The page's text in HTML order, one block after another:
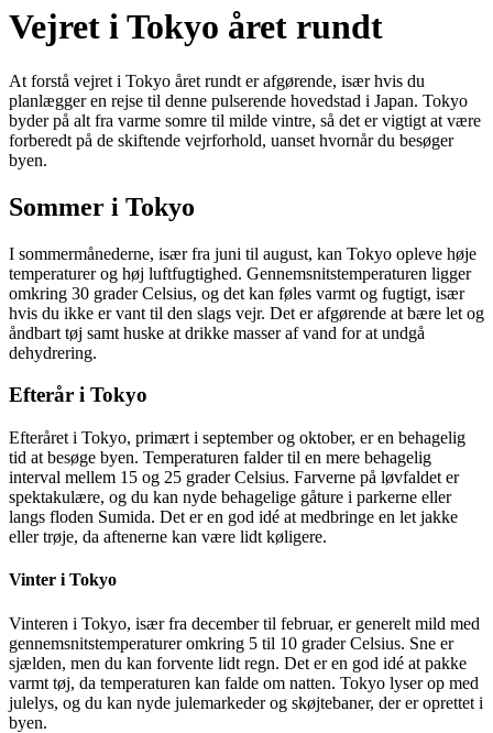
Vejret i Tokyo året rundt
At forstå vejret i Tokyo året rundt er afgørende, især hvis du
planlægger en rejse til denne pulserende hovedstad i Japan. Tokyo
byder på alt fra varme somre til milde vintre, så det er vigtigt at være
forberedt på de skiftende vejrforhold, uanset hvornår du besøger
byen.
Sommer i Tokyo
I sommermånederne, især fra juni til august, kan Tokyo opleve høje
temperaturer og høj luftfugtighed. Gennemsnitstemperaturen ligger
omkring 30 grader Celsius, og det kan føles varmt og fugtigt, især
hvis du ikke er vant til den slags vejr. Det er afgørende at bære let og
åndbart tøj samt huske at drikke masser af vand for at undgå
dehydrering.
Efterår i Tokyo
Efteråret i Tokyo, primært i september og oktober, er en behagelig
tid at besøge byen. Temperaturen falder til en mere behagelig
interval mellem 15 og 25 grader Celsius. Farverne på løvfaldet er
spektakulære, og du kan nyde behagelige gåture i parkerne eller
langs floden Sumida. Det er en god idé at medbringe en let jakke
eller trøje, da aftenerne kan være lidt køligere.
Vinter i Tokyo
Vinteren i Tokyo, især fra december til februar, er generelt mild med
gennemsnitstemperaturer omkring 5 til 10 grader Celsius. Sne er
sjælden, men du kan forvente lidt regn. Det er en god idé at pakke
varmt tøj, da temperaturen kan falde om natten. Tokyo lyser op med
julelys, og du kan nyde julemarkeder og skøjtebaner, der er oprettet i
byen.